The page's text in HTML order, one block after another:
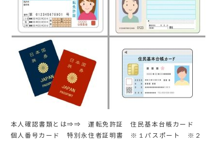
本人確認書類とは⇒⇒ 運転免許証 住民基本台帳カード
個人番号カード 特別永住者証明書 ※１パスポート ※２